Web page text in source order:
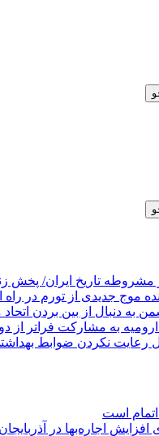
تاریخ ایران/ پخش
موج جدیدی از تورم در
به دنبال از بین بردن
به مشارکت فراتر از
است